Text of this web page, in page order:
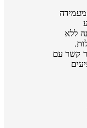
ללא
קשר עם